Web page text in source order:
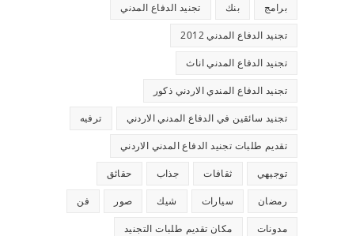
برامج بنك تجنيد الدفاع المدني
تجنيد الدفاع المدني 2012
تجنيد الدفاع المدني اناث
تجنيد الدفاع المندي الاردني ذكور
تجنيد سائقين في الدفاع المدني الاردني ترفيه
تقديم طلبات تجنيد الدفاع المدني الاردني
توجيهي ثقافات جذاب حقائق
رمضان سيارات شيك صور فن
مدونات مكان تقديم طلبات التجنيد